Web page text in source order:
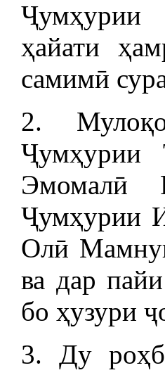
ҳайати
самимӣ
2.
Ҷумҳурии
Эмомалӣ
Ҷумҳурии
Олӣ
ва дар
бо ҳузури
3. Ду